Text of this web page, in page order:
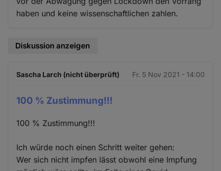
haben und keine wissenschaftlichen zahlen.
Diskussion anzeigen
Sascha Larch (nicht überprüft) Fr. 5 Nov 2021 - 14:00
100 % Zustimmung!!!
100 % Zustimmung!!!
Ich würde noch einen Schritt weiter gehen:
Wer sich nicht impfen lässt obwohl eine Impfung